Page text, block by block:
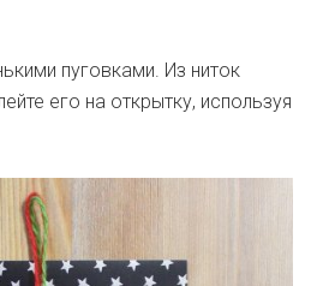
пуговками. Из ниток
его на открытку, используя